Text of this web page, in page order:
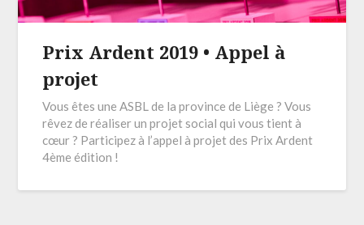
Prix Ardent 2019 • Appel à
projet
Vous êtes une ASBL de la province de Liège ? Vous
rêvez de réaliser un projet social qui vous tient à
cœur ? Participez à l’appel à projet des Prix Ardent
4ème édition !